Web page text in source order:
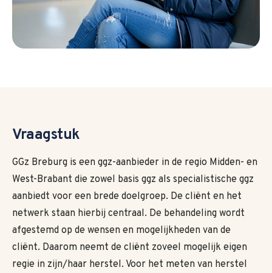
Vraagstuk
GGz Breburg is een ggz-aanbieder in de regio Midden- en
West-Brabant die zowel basis ggz als specialistische ggz
aanbiedt voor een brede doelgroep. De cliënt en het
netwerk staan hierbij centraal. De behandeling wordt
afgestemd op de wensen en mogelijkheden van de
cliënt. Daarom neemt de cliënt zoveel mogelijk eigen
regie in zijn/haar herstel. Voor het meten van herstel